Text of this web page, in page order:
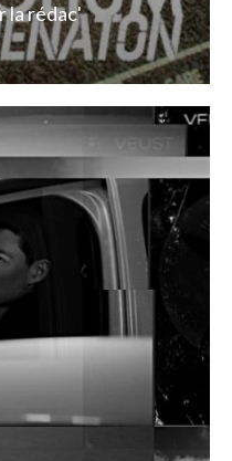
la rédac'